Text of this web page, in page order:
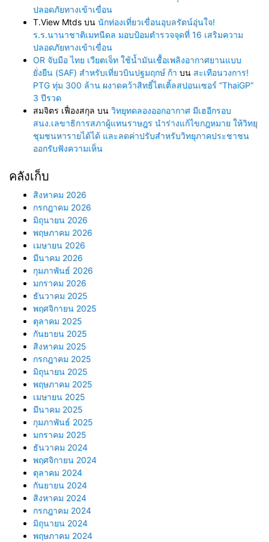
ปลอดภัยทางเข้าเขื่อน
T.View Mtds บน นักท่องเที่ยวเขื่อนอุบลรัตน์อุ่นใจ!
ร.ร.นานาชาติเมทนีดล มอบป้อมตำรวจจุดที่ 16 เสริมความ
ปลอดภัยทางเข้าเขื่อน
OR จับมือ ไทย เวียตเจ็ท ใช้น้ำมันเชื้อเพลิงอากาศยานแบบ
ยั่งยืน (SAF) สำหรับเที่ยวบินปฐมฤกษ์ ก้า บน สะเทือนวงการ!
PTG ทุ่ม 300 ล้าน ผงาดคว้าสิทธิ์ไตเติ้ลสปอนเซอร์ “ThaiGP”
3 ปีรวด
สมจิตร เฟื่องสกุล บน วิทยุทดลองออกอากาศ มีเฮอีกรอบ
สนง.เลขาธิการสภาผู้แทนราษฎร นำร่างแก้ไขกฎหมาย ให้วิทยุ
ชุมชนหารายได้ได้ และลดค่าปรับสำหรับวิทยุภาคประชาชน
ออกรับฟังความเห็น
คลังเก็บ
สิงหาคม 2026
กรกฎาคม 2026
มิถุนายน 2026
พฤษภาคม 2026
เมษายน 2026
มีนาคม 2026
กุมภาพันธ์ 2026
มกราคม 2026
ธันวาคม 2025
พฤศจิกายน 2025
ตุลาคม 2025
กันยายน 2025
สิงหาคม 2025
กรกฎาคม 2025
มิถุนายน 2025
พฤษภาคม 2025
เมษายน 2025
มีนาคม 2025
กุมภาพันธ์ 2025
มกราคม 2025
ธันวาคม 2024
พฤศจิกายน 2024
ตุลาคม 2024
กันยายน 2024
สิงหาคม 2024
กรกฎาคม 2024
มิถุนายน 2024
พฤษภาคม 2024